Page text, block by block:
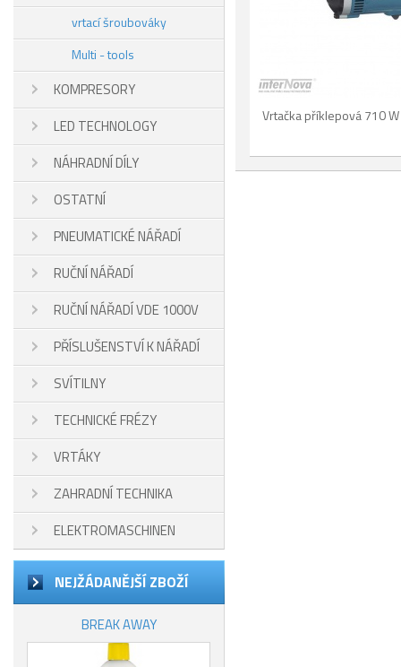
vrtací šroubováky
Multi - tools
KOMPRESORY
LED TECHNOLOGY
NÁHRADNÍ DÍLY
OSTATNÍ
PNEUMATICKÉ NÁŘADÍ
RUČNÍ NÁŘADÍ
RUČNÍ NÁŘADÍ VDE 1000V
PŘÍSLUŠENSTVÍ K NÁŘADÍ
SVÍTILNY
TECHNICKÉ FRÉZY
VRTÁKY
ZAHRADNÍ TECHNIKA
ELEKTROMASCHINEN
NEJŽÁDANĚJŠÍ ZBOŽÍ
BREAK AWAY
Vrtačka příklepová 710